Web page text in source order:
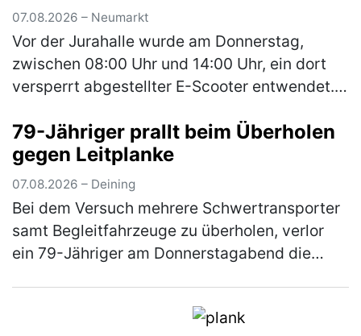
07.08.2026 – Neumarkt
Vor der Jurahalle wurde am Donnerstag,
zwischen 08:00 Uhr und 14:00 Uhr, ein dort
versperrt abgestellter E-Scooter entwendet.
schwarzen E-Scooter der Marke Xiao…(mehr)
79-Jähriger prallt beim Überholen
gegen Leitplanke
07.08.2026 – Deining
Bei dem Versuch mehrere Schwertransporter
samt Begleitfahrzeuge zu überholen, verlor
ein 79-Jähriger am Donnerstagabend die